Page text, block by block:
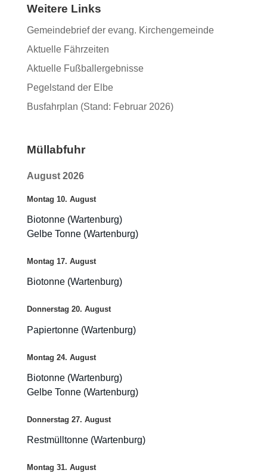
Weitere Links
Gemeindebrief der evang. Kirchengemeinde
Aktuelle Fährzeiten
Aktuelle Fußballergebnisse
Pegelstand der Elbe
Busfahrplan (Stand: Februar 2026)
Müllabfuhr
August 2026
Montag 10. August
Biotonne (Wartenburg)
Gelbe Tonne (Wartenburg)
Montag 17. August
Biotonne (Wartenburg)
Donnerstag 20. August
Papiertonne (Wartenburg)
Montag 24. August
Biotonne (Wartenburg)
Gelbe Tonne (Wartenburg)
Donnerstag 27. August
Restmülltonne (Wartenburg)
Montag 31. August